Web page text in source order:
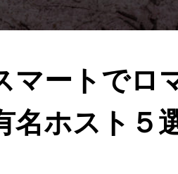
マートでロ
名ホスト５